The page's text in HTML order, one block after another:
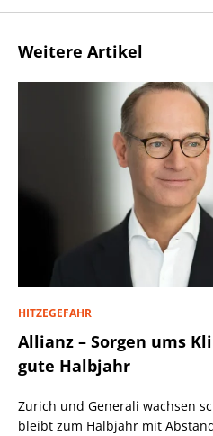
Weitere Artikel
HITZEGEFAHR
Allianz – Sorgen ums
gute Halbjahr
Zurich und Generali wachsen
bleibt zum Halbjahr mit